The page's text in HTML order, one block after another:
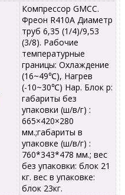
Компрессор GMCC.
Фреон R410A Диаметр
труб 6,35 (1/4)/9,53
(3/8). Рабочие
температурные
границы: Охлаждение
(16~49℃), Нагрев
(-10~30℃) Нар. Блок р:
габариты без
упаковки (ш/в/г) :
665×420×280
мм.;габариты в
упаковке (ш/в/г) :
760*343*478 мм.; вес
без упаковки: блок 21
кг. вес в упаковке:
блок 23кг.